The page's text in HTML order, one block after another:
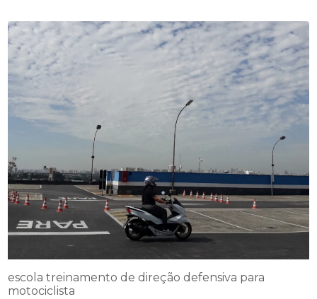
escola treinamento de direção defensiva para
motociclista